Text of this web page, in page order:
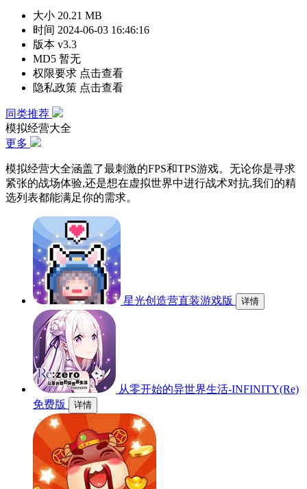
大小 20.21 MB
时间 2024-06-03 16:46:16
版本 v3.3
MD5 暂无
权限要求 点击查看
隐私政策 点击查看
同类推荐
模拟经营大全
更多
模拟经营大全涵盖了最刺激的FPS和TPS游戏。无论你是寻求
紧张的战场体验,还是想在虚拟世界中进行战术对抗,我们的精
选列表都能满足你的需求。
星光创造营直装游戏版 详情
从零开始的异世界生活-INFINITY(Re)
免费版
详情